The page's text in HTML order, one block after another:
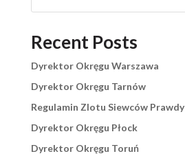
Recent Posts
Dyrektor Okręgu Warszawa
Dyrektor Okręgu Tarnów
Regulamin Zlotu Siewców Prawdy
Dyrektor Okręgu Płock
Dyrektor Okręgu Toruń